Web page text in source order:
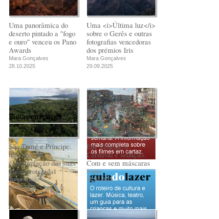
Uma panorâmica do
deserto pintado a "fogo
e ouro" venceu os Pano
Awards
Mara Gonçalves
28.10.2025
Uma <i>Última luz</i>
sobre o Gerês e outras
fotografias vencedoras
dos prémios Iris
Mara Gonçalves
29.09.2025
São Tomé e Príncipe:
um olhar de
contemplação das suas
áreas protegidas
Jorge Araújo
24.03.2025
Em Veneza, o
Carnaval é sedução.
Com e sem máscaras
Fugas
18.02.2025
Fugas em papel